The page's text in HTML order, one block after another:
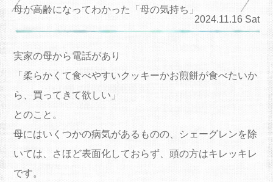
母が高齢になってわかった「母の気持ち」
2024.11.16 Sat
実家の母から電話があり
「柔らかくて食べやすいクッキーかお煎餅が食べたいか
ら、買ってきて欲しい」
とのこと。
母にはいくつかの病気があるものの、シェーグレンを除
いては、さほど表面化しておらず、頭の方はキレッキレ
です。